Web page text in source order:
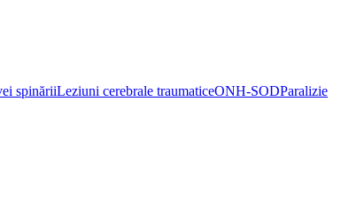
spinăriiLeziuni cerebrale traumaticeONH-SODParalizie